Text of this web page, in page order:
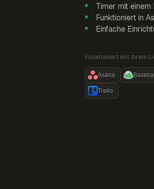
Timer mit
Funktioniert in
Einfache
Funktioniert mit Ihrem
Asana
Trello